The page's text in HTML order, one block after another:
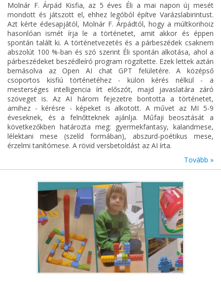
Molnár F. Árpád Kisfia, az 5 éves Éli a mai napon új mesét
mondott és játszott el, ehhez legóból építve Varázslabirintust.
Azt kérte édesapjától, Molnár F. Árpádtól, hogy a múltkorihoiz
hasonlóan ismét írja le a történetet, amit akkor és éppen
spontán talált ki. A történetvezetés és a párbeszédek csaknem
abszolút 100 %-ban és szó szerint Éli spontán alkotása, ahol a
párbeszédeket beszédleíró program rögzítette. Ezek lettek aztán
bemásolva az Open AI chat GPT felületére. A középső
csoportos kisfiú történetéhez - külön kérés nélkül - a
mesterséges intelligencia írt előszót, majd javaslatára záró
szöveget is. Az AI három fejezetre bontotta a történetet,
amihez - kérésre - képeket is alkotott. A művet az MI 5-9
éveseknek, és a felnőtteknek ajánlja. Műfaji beosztását a
következőkben határozta meg: gyermekfantasy, kalandmese,
lélektani mese (szelíd formában), abszurd-poétikus mese,
érzelmi tanítómese. A rövid versbetoldást az AI írta.
Tovább »